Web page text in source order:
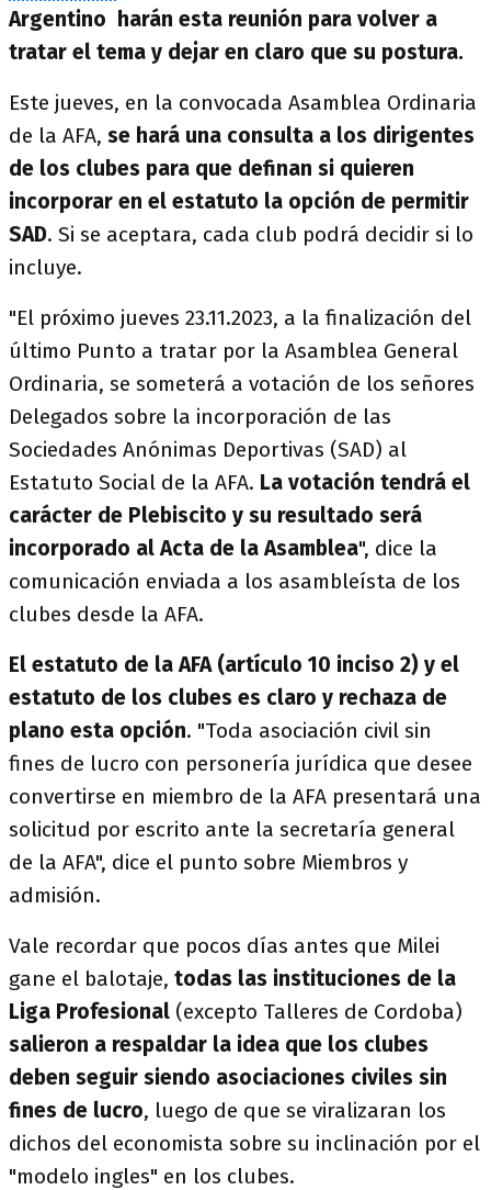
Argentino harán esta reunión para volver a
tratar el tema y dejar en claro que su postura.
Este jueves, en la convocada Asamblea Ordinaria
de la AFA, se hará una consulta a los dirigentes
de los clubes para que definan si quieren
incorporar en el estatuto la opción de permitir
SAD. Si se aceptara, cada club podrá decidir si lo
incluye.
"El próximo jueves 23.11.2023, a la finalización del
último Punto a tratar por la Asamblea General
Ordinaria, se someterá a votación de los señores
Delegados sobre la incorporación de las
Sociedades Anónimas Deportivas (SAD) al
Estatuto Social de la AFA. La votación tendrá el
carácter de Plebiscito y su resultado será
incorporado al Acta de la Asamblea", dice la
comunicación enviada a los asambleísta de los
clubes desde la AFA.
El estatuto de la AFA (artículo 10 inciso 2​) y el
estatuto de los clubes es claro y rechaza de
plano esta opción. "Toda asociación civil sin
fines de lucro con personería jurídica que desee
convertirse en miembro de la AFA presentará una
solicitud por escrito ante la secretaría general
de la AFA", dice el punto sobre Miembros y
admisión.
Vale recordar que pocos días antes que Milei
gane el balotaje, todas las instituciones de la
Liga Profesional (excepto Talleres de Cordoba)
salieron a respaldar la idea que los clubes
deben seguir siendo asociaciones civiles sin
fines de lucro, luego de que se viralizaran los
dichos del economista sobre su inclinación por el
"modelo ingles" en los clubes.